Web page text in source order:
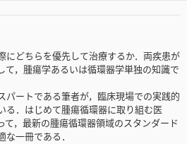
にどちらを優先して治療するか．両疾患が
て，腫瘍学あるいは循環器学単独の知識で
パートである筆者が，臨床現場での実践的
る．はじめて腫瘍循環器に取り組む医
て，最新の腫瘍循環器領域のスタンダード
一冊である．